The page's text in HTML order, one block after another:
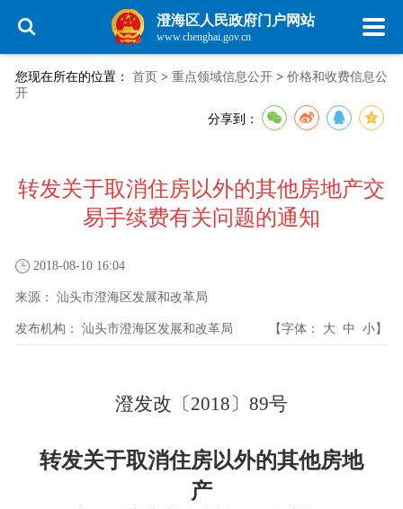
澄海区人民政府门户网站
www.chenghai.gov.cn
您现在所在的位置： 首页 > 重点领域信息公开 > 价格和收费信息公
开
分享到：
转发关于取消住房以外的其他房地产交
易手续费有关问题的通知
2018-08-10 16:04
来源： 汕头市澄海区发展和改革局
发布机构： 汕头市澄海区发展和改革局 【字体： 大 中 小】
澄发改〔2018〕 89号
转发关于取消住房以外的其他房地
产